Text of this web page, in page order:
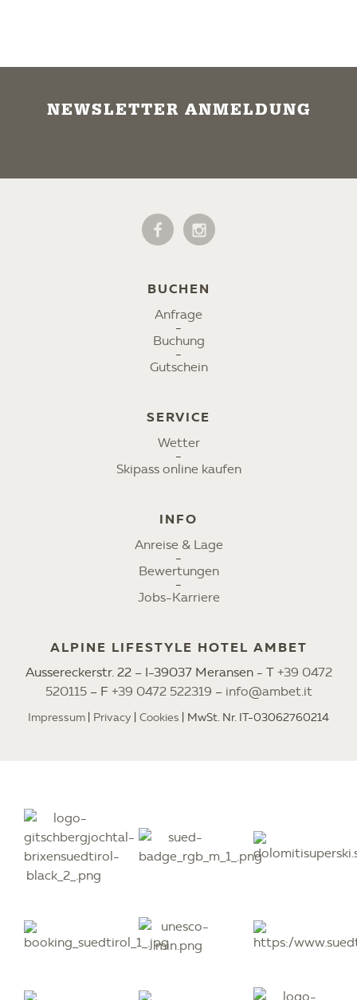
NEWSLETTER ANMELDUNG
BUCHEN
Anfrage
Buchung
Gutschein
SERVICE
Wetter
Skipass online kaufen
INFO
Anreise & Lage
Bewertungen
Jobs-Karriere
ALPINE LIFESTYLE HOTEL AMBET
Aussereckerstr. 22 – I-39037 Meransen - T +39 0472
520115– F +39 0472 522319 – info@ambet.it
Impressum Privacy Cookies MwSt. Nr. IT-03062760214